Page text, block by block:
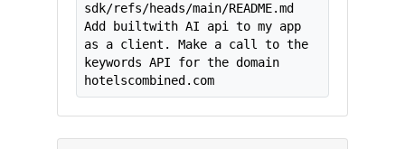
sdk/refs/heads/main/README.md
Add builtwith AI api to my app
as a client. Make a call to the
keywords API for the domain
hotelscombined.com